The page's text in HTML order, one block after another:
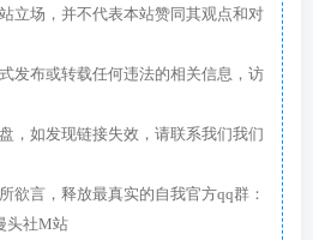
立场，并不代表本站赞同其观点和对
发布或转载任何违法的相关信息，访
，如发现链接失效，请联系我们我们
欲言，释放最真实的自我官方qq群：
：漫头社M站